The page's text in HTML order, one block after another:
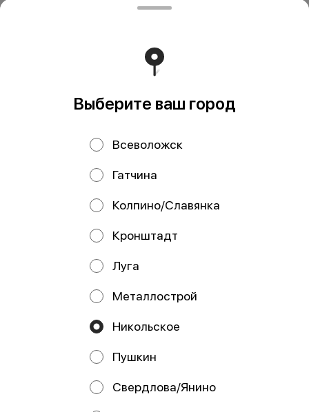
Цыпленок терияки Детская
ИНДИВИДУАЛЬНЫЙ
МИХАИЛ АНДРЕЕВИЧ
г. Колпино, ул. Загородная, дом 61 р/с
40802810100001391844 Банк АО «Тинькофф Банк» БИК
Работает на эффективном ядреFoodpicásso
Политика конфиденциальности
Выберите ваш город
Всеволожск
Гатчина
Колпино/Славянка
Кронштадт
Луга
Металлострой
Никольское
Пушкин
Свердлова/Янино